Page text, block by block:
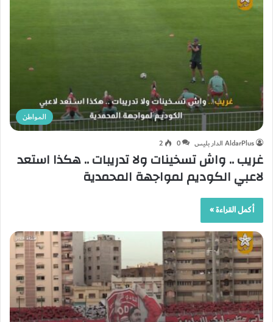
المواطن
AldarPlus الدار بليس 0
2
غريب .. واش تسخينات ولا تدريبات .. هكذا استعد
لاعبي الكوديم لمواجهة المحمدية
أكمل القراءة »